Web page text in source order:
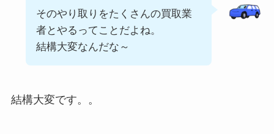
そのやり取りをたくさんの買取業
者とやるってことだよね。
結構大変なんだな～
結構大変です。。